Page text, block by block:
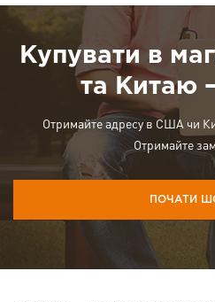
Купувати в
та Китаю
Отримайте адресу в США чи
Отримайте
ПОЧАТИ